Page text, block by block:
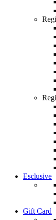
Esclusive
Gift Card